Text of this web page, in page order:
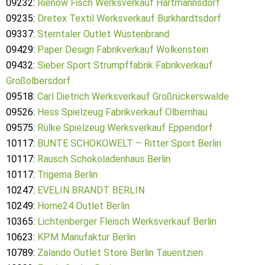
09232: Rienow Fisch Werksverkauf Hartmannsdorf
09235: Dretex Textil Werksverkauf Burkhardtsdorf
09337: Sterntaler Outlet Wüstenbrand
09429: Paper Design Fabrikverkauf Wolkenstein
09432: Sieber Sport Strumpffabrik Fabrikverkauf
Großolbersdorf
09518: Carl Dietrich Werksverkauf Großrückerswalde
09526: Hess Spielzeug Fabrikverkauf Olbernhau
09575: Rülke Spielzeug Werksverkauf Eppendorf
10117: BUNTE SCHOKOWELT – Ritter Sport Berlin
10117: Rausch Schokoladenhaus Berlin
10117: Trigema Berlin
10247: EVELIN BRANDT BERLIN
10249: Home24 Outlet Berlin
10365: Lichtenberger Fleisch Werksverkauf Berlin
10623: KPM Manufaktur Berlin
10789: Zalando Outlet Store Berlin Tauentzien